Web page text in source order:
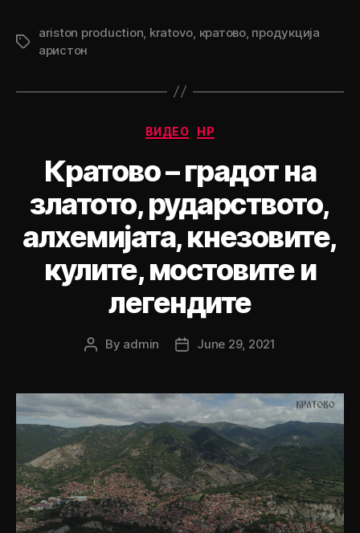
Tags
ariston production kratovo кратово, продукција
аристон
Categories
ВИДЕО НР
Кратово – градот на
златото, рударството,
алхемијата, кнезовите,
кулите, мостовите и
легендите
Post
By admin
PostJune 29, 2021